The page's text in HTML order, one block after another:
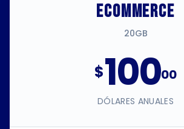
ECOMMERCE
20GB
$10000
DÓLARES ANUALES